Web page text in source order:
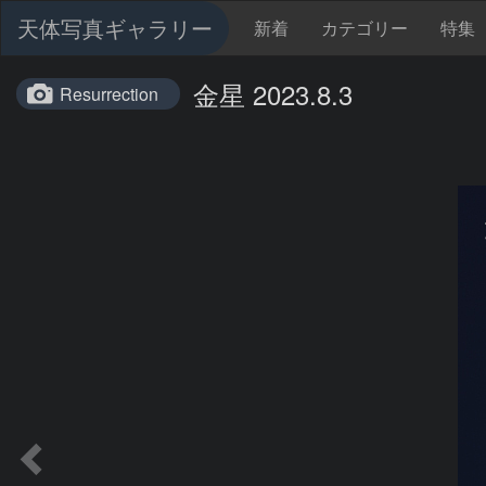
天体写真ギャラリー 新着 カテゴリー 特集
Resurrection 金星 2023.8.3